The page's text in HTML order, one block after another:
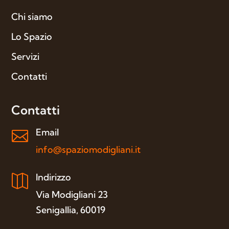
Chi siamo
Lo Spazio
Servizi
Contatti
Contatti

Email
info@spaziomodigliani.it

Indirizzo
Via Modigliani 23
Senigallia, 60019